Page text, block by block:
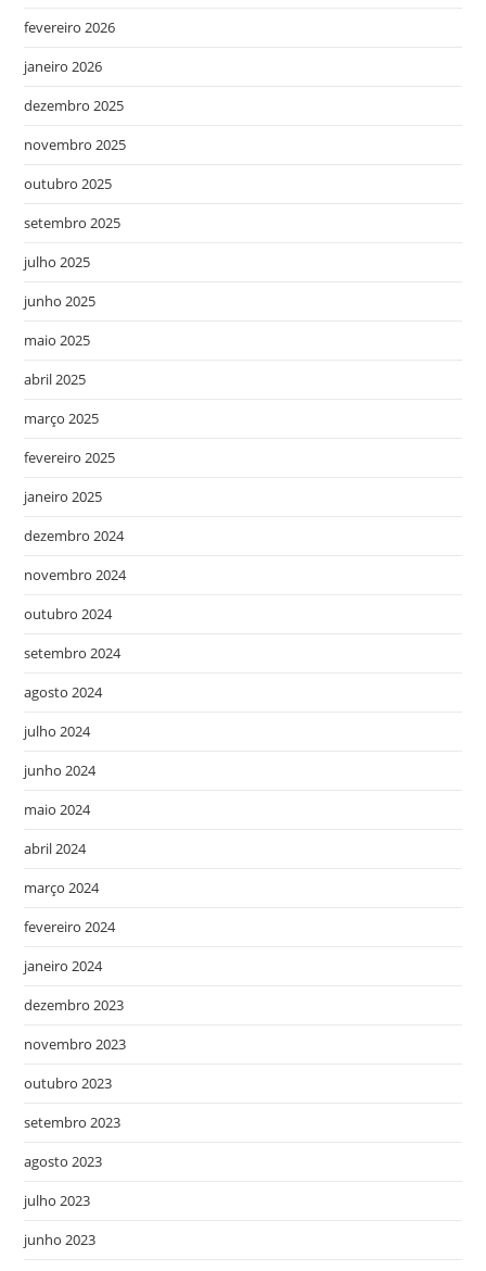
fevereiro 2026
janeiro 2026
dezembro 2025
novembro 2025
outubro 2025
setembro 2025
julho 2025
junho 2025
maio 2025
abril 2025
março 2025
fevereiro 2025
janeiro 2025
dezembro 2024
novembro 2024
outubro 2024
setembro 2024
agosto 2024
julho 2024
junho 2024
maio 2024
abril 2024
março 2024
fevereiro 2024
janeiro 2024
dezembro 2023
novembro 2023
outubro 2023
setembro 2023
agosto 2023
julho 2023
junho 2023